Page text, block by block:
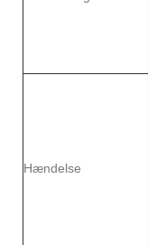
Hændelse